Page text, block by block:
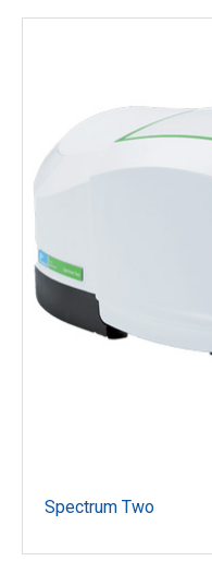
Spectrum Two